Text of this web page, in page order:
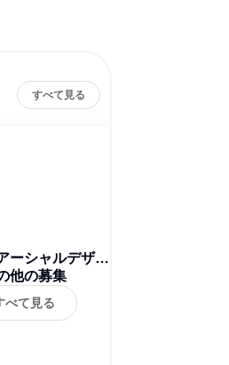
すべて見る
ーシャルデザイ
ン
他の募集
べて見る